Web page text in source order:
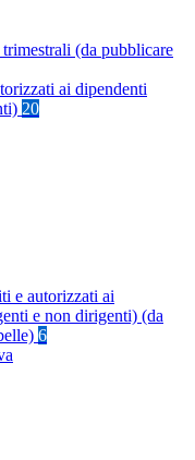
trimestrali (da pubblicare
ai dipendenti
20
e autorizzati ai
e non dirigenti) (da
6